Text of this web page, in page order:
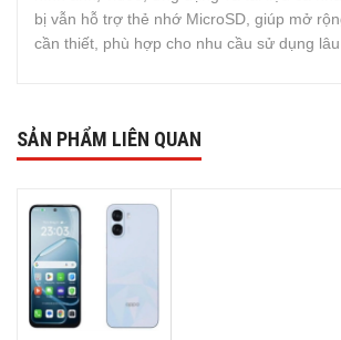
bị vẫn hỗ trợ thẻ nhớ MicroSD, giúp mở
cần thiết, phù hợp cho nhu cầu sử dụng lâu
SẢN PHẨM LIÊN QUAN